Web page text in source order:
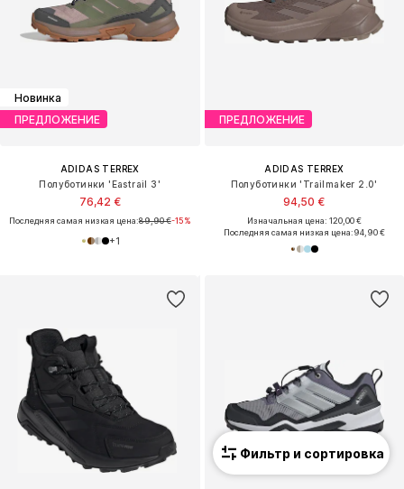
Новинка
ПРЕДЛОЖЕНИЕ
ADIDAS TERREX
Полуботинки 'Eastrail 3'
76,42 €
Последняя самая низкая цена:89,90 €-15%
+1
ПРЕДЛОЖЕНИЕ
ADIDAS TERREX
Полуботинки 'Trailmaker 2.0'
94,50 €
Изначальная цена: 120,00 €
Последняя самая низкая цена:94,90 €
Фильтр и сортировка